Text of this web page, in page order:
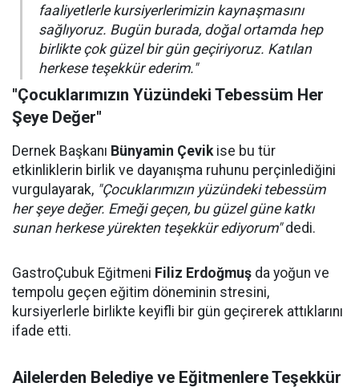
faaliyetlerle kursiyerlerimizin kaynaşmasını
sağlıyoruz. Bugün burada, doğal ortamda hep
birlikte çok güzel bir gün geçiriyoruz. Katılan
herkese teşekkür ederim."
"Çocuklarımızın Yüzündeki Tebessüm Her
Şeye Değer"
Dernek Başkanı Bünyamin Çevikise bu tür
etkinliklerin birlik ve dayanışma ruhunu perçinlediğini
vurgulayarak, "Çocuklarımızın yüzündeki tebessüm
her şeye değer. Emeği geçen, bu güzel güne katkı
sunan herkese yürekten teşekkür ediyorum"dedi.
GastroÇubuk Eğitmeni Filiz Erdoğmuş da yoğun ve
tempolu geçen eğitim döneminin stresini,
kursiyerlerle birlikte keyifli bir gün geçirerek attıklarını
ifade etti.
Ailelerden Belediye ve Eğitmenlere Teşekkür